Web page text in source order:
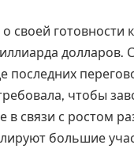
своей готовности
долларов.
последних
чтобы
связи с ростом
большие